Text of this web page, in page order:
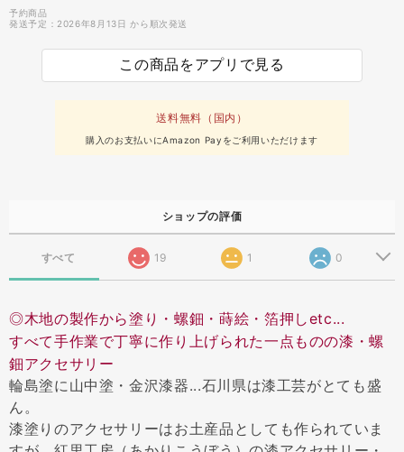
予約商品
発送予定：2026年8月13日 から順次発送
この商品をアプリで見る
送料無料（国内）
購入のお支払いにAmazon Payをご利用いただけます
ショップの評価
すべて 19 1 0
◎木地の製作から塗り・螺鈿・蒔絵・箔押しetc...
すべて手作業で丁寧に作り上げられた一点ものの漆・螺
鈿アクセサリー
輪島塗に山中塗・金沢漆器...石川県は漆工芸がとても盛
ん。
漆塗りのアクセサリーはお土産品としても作られていま